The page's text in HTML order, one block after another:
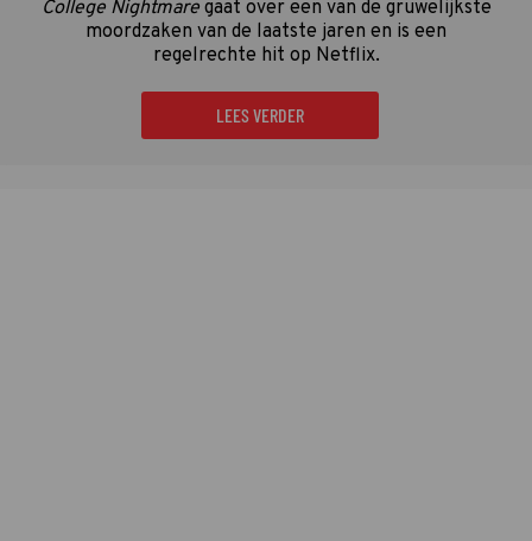
College Nightmaregaat over een van de gruwelijkste
moordzaken van de laatste jaren en is een
regelrechte hit op Netflix.
LEES VERDER